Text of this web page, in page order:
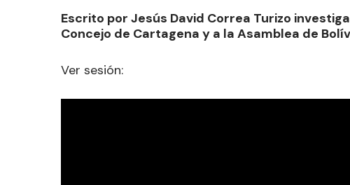
Escrito por Jesús David Correa Turizo
Concejo de Cartagena y a la Asamblea de
Ver sesión: